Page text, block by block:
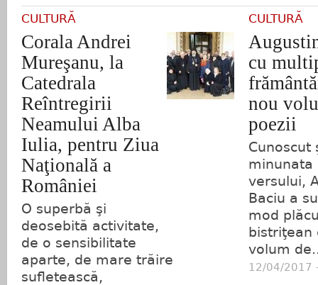
CULTURĂ
Corala Andrei
Mureşanu, la
Catedrala
Reîntregirii
Neamului Alba
Iulia, pentru Ziua
Naţională a
României
O superbă şi
deosebită activitate,
de o sensibilitate
aparte, de mare trăire
sufletească,
CULTURĂ
cu
nou
poezii
Cunoscut
minunata
versului,
Baciu a
mod
bistriţean
volum
12/04/2017